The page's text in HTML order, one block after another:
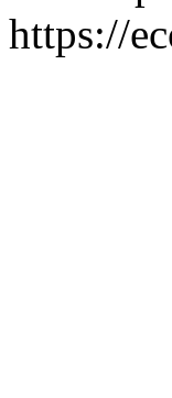
https://